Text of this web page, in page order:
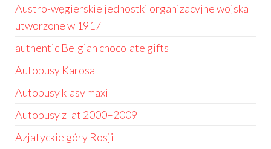
Austro-węgierskie jednostki organizacyjne wojska
utworzone w 1917
authentic Belgian chocolate gifts
Autobusy Karosa
Autobusy klasy maxi
Autobusy z lat 2000–2009
Azjatyckie góry Rosji